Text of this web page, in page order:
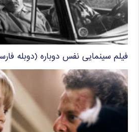
فیلم سینمایی نفس دوباره (دوبله